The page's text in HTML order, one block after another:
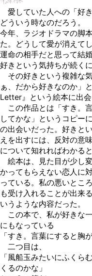
愛していた人への「好
どういう時なのだろう。
今年、ラジオドラマの脚
た。どうして愛が消えて
運命の相手だと思って結
好きという気持ちが続く
その好きという複雑な
ぁ、だから好きなのか」
Letter』という絵本に出会
この作品とは「すき。
してかな」というコピー
の出会いだった。好きと
えを出すには、反対の意
について知れればわかると
絵本は、見た目が少し
かってもらえない恋人に
っている。私の悪いとこ
も受け入れることが出来
いうような内容だった。
この本で、私が好きな
にもなっている
「すき。言葉にすると胸
二つ目は、
「風船玉みたいにふく
くるのかな」